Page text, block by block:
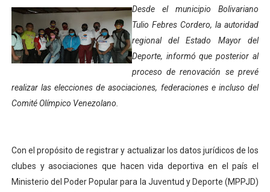
Fomficc consolida alianzas e impulsa la economía
Niños de Estudiantes de Mérida sembraron 110
Corposalud y Secretaría Social fortalecen la atención
Inicia el plan vacacional Venezuela Renace en el
Expertos inspeccionan espacios del OAN para la
Dictan MasterClass en el marco del Encuentro LAGO
Desde el municipio Bolivariano
Tulio Febres Cordero, la autoridad
regional del Estado Mayor del
Deporte, informó que posterior al
proceso de renovación se prevé
realizar las elecciones de asociaciones, federaciones e incluso del
Comité Olímpico Venezolano.
Con el propósito de registrar y actualizar los datos jurídicos de los
clubes y asociaciones que hacen vida deportiva en el país el
Ministerio del Poder Popular para la Juventud y Deporte (MPPJD)